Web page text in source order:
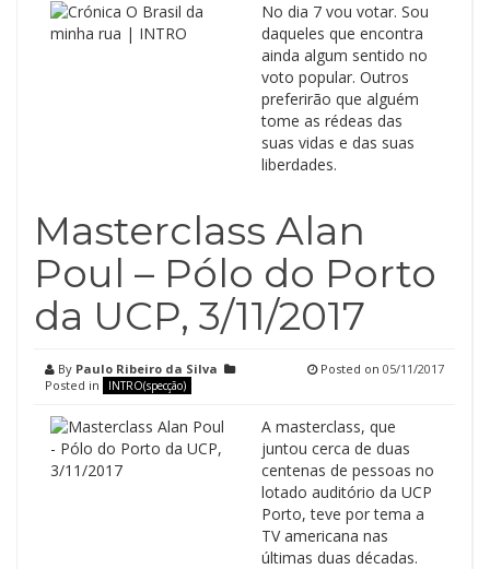
No dia 7 vou votar. Sou
daqueles que encontra
ainda algum sentido no
voto popular. Outros
preferirão que alguém
tome as rédeas das
suas vidas e das suas
liberdades.
Masterclass Alan
Poul – Pólo do Porto
da UCP, 3/11/2017
By Paulo Ribeiro da Silva
Posted in
INTRO(specção)
Posted on 05/11/2017
A masterclass, que
juntou cerca de duas
centenas de pessoas no
lotado auditório da UCP
Porto, teve por tema a
TV americana nas
últimas duas décadas.